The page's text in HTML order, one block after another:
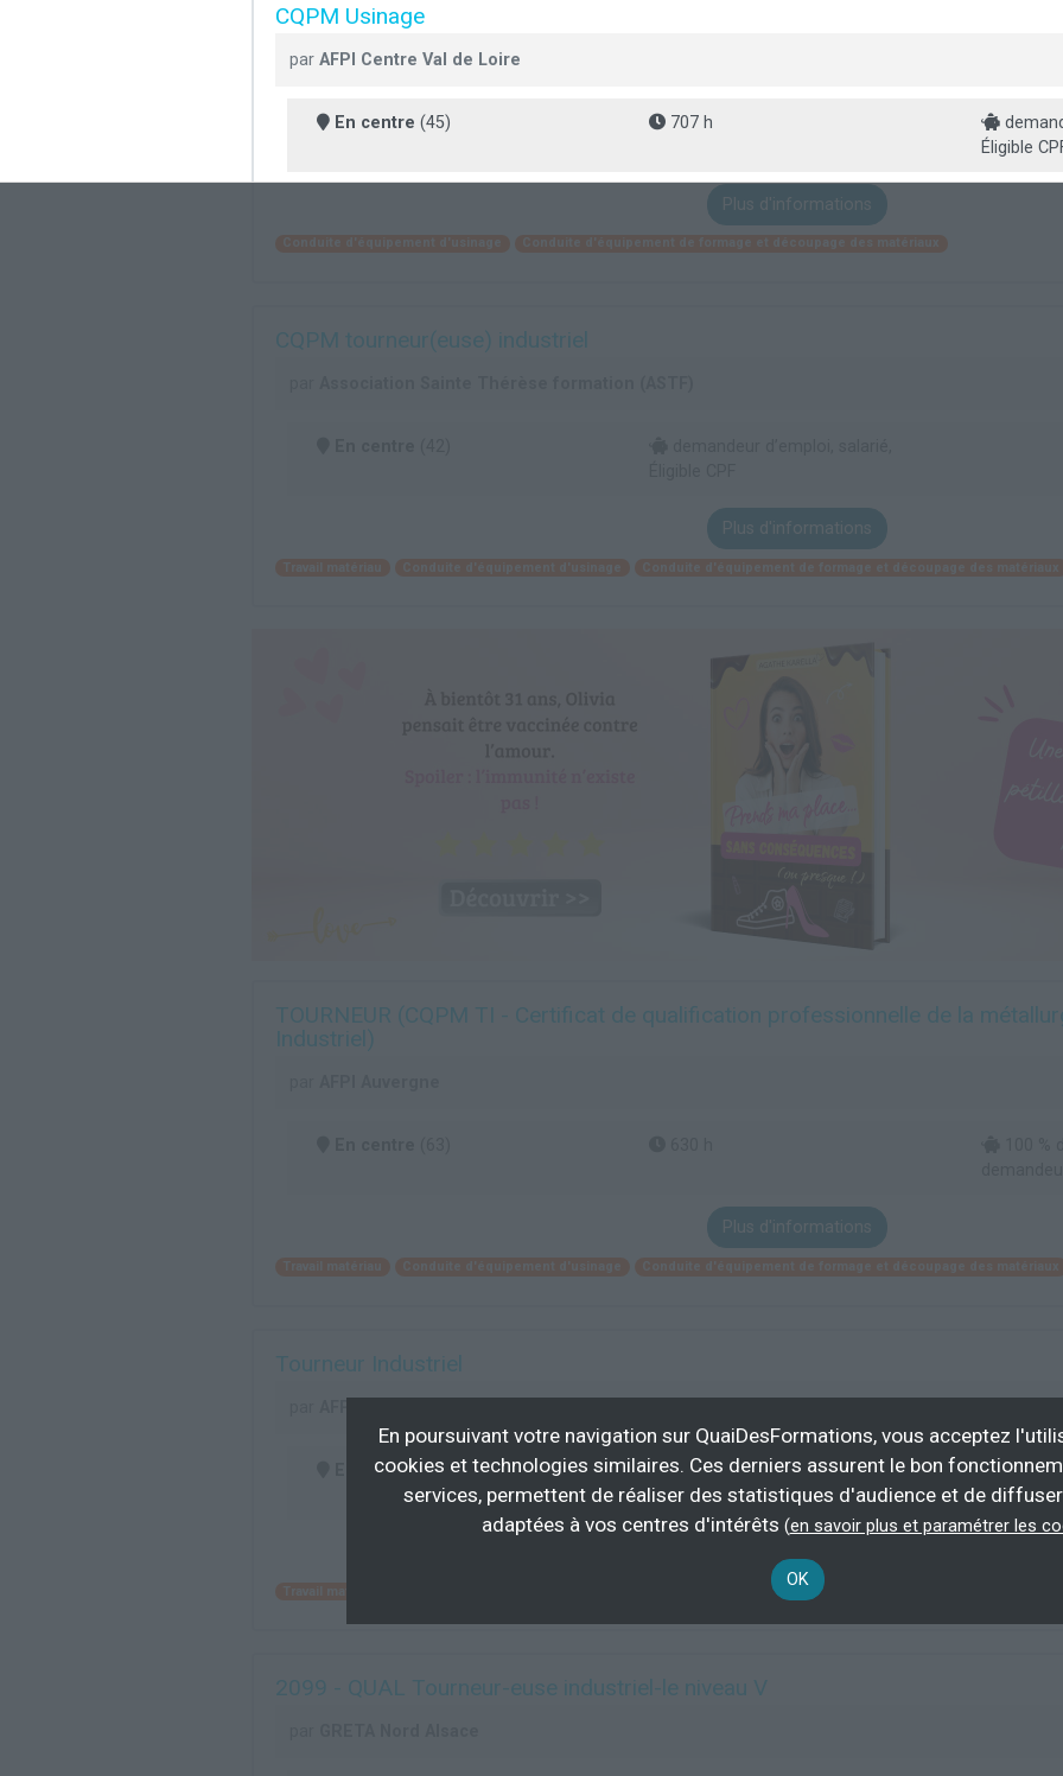
CQPM Usinage
par AFPI Centre Val de Loire
En centre (45) 707 h
Éligible
Plus d'informations
CQPM tourneur(euse) industriel
Plus d'informations
TOURNEUR (CQPM TI - Certificat de qualification professionnelle de la
Industriel)
Plus d'informations
Tourneur Industriel
En centre(03) 630 h
100 %
Conduite d'équipement de formage et découpage des matériaux
2099 - QUAL Tourneur-euse industriel-le niveau V
En poursuivant votre navigation sur QuaiDesFormations, vous acceptez
cookies et technologies similaires. Ces derniers assurent le bon
services, permettent de réaliser des statistiques d'audience et de
adaptées à vos centres d'intérêts (en savoir plus et paramétrer les
OK